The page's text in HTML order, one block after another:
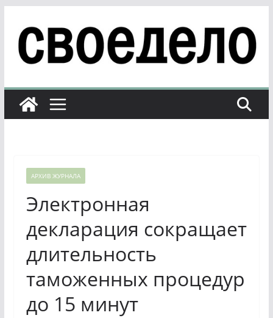
содержимому
АРХИВ ЖУРНАЛА
Электронная
декларация сокращает
длительность
таможенных процедур
до 15 минут